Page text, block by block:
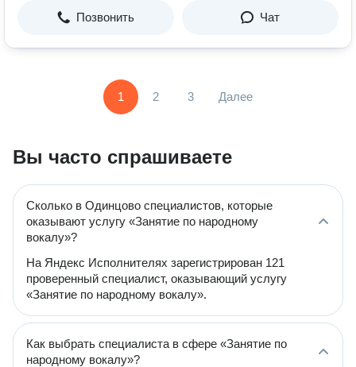
Позвонить Чат
1 2 3 Далее
Вы часто спрашиваете
Сколько в Одинцово специалистов, которые
оказывают услугу «Занятие по народному
вокалу»?
На Яндекс Исполнителях зарегистрирован 121
проверенный специалист, оказывающий услугу
«Занятие по народному вокалу».
Как выбрать специалиста в сфере «Занятие по
народному вокалу»?